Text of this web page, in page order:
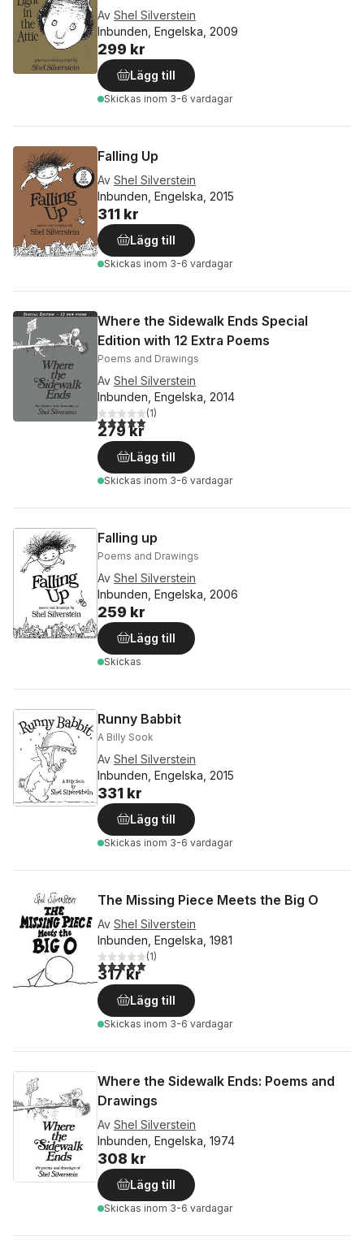
Av Shel Silverstein
Inbunden, Engelska, 2009
299 kr
Lägg till
Skickas inom 3-6 vardagar
Falling Up
Av Shel Silverstein
Inbunden, Engelska, 2015
311 kr
Lägg till
Skickas inom 3-6 vardagar
Where the Sidewalk Ends Special
Edition with 12 Extra Poems
Poems and Drawings
Av Shel Silverstein
Inbunden, Engelska, 2014
5,0utav 5 stjärnor. Totalt antal röster:
(1)
279 kr
Lägg till
Skickas inom 3-6 vardagar
Falling up
Poems and Drawings
Av Shel Silverstein
Inbunden, Engelska, 2006
259 kr
Lägg till
Skickas
Runny Babbit
A Billy Sook
Av Shel Silverstein
Inbunden, Engelska, 2015
331 kr
Lägg till
Skickas inom 3-6 vardagar
The Missing Piece Meets the Big O
Av Shel Silverstein
Inbunden, Engelska, 1981
5,0utav 5 stjärnor. Totalt antal röster:
(1)
317 kr
Lägg till
Skickas inom 3-6 vardagar
Where the Sidewalk Ends: Poems and
Drawings
Av Shel Silverstein
Inbunden, Engelska, 1974
308 kr
Lägg till
Skickas inom 3-6 vardagar